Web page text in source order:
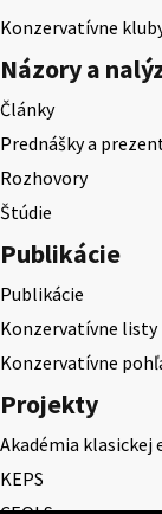
Konzervatívne
Názory a
Články
Prednášky a
Rozhovory
Štúdie
Publikácie
Publikácie
Konzervatívne listy
Konzervatívne
Projekty
Akadémia klasickej
KEPS